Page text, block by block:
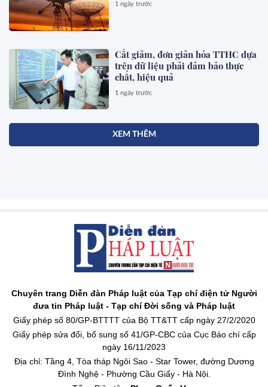
1 ngày trước
Cắt giảm, đơn giản hóa TTHC dựa
trên dữ liệu phải đảm bảo thực
chất, hiệu quả
1 ngày trước
XEM THÊM
Chuyên trang Diễn đàn Pháp luật của Tạp chí điện tử Người
đưa tin Pháp luật - Tạp chí Đời sống và Pháp luật
Giấy phép số 80/GP-BTTTT của Bộ TT&TT cấp ngày 27/2/2020
Giấy phép sửa đổi, bổ sung số 41/GP-CBC của Cục Báo chí cấp
ngày 16/11/2023
Địa chỉ: Tầng 4, Tòa tháp Ngôi Sao - Star Tower, đường Dương
Đình Nghệ - Phường Cầu Giấy - Hà Nội.